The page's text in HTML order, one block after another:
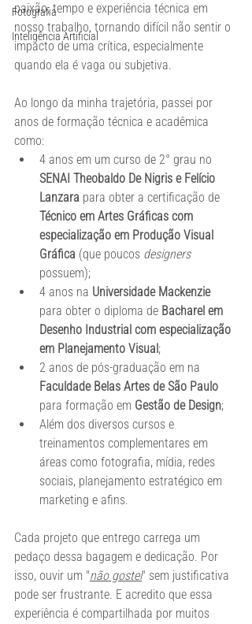
Fotografia
Inteligência Artificial
paixão, tempo e experiência técnica em
nosso trabalho, tornando difícil não sentir o
impacto de uma crítica, especialmente
quando ela é vaga ou subjetiva.
Ao longo da minha trajetória, passei por
anos de formação técnica e acadêmica
como:
4 anos em um curso de 2° grau no
SENAI Theobaldo De Nigris e Felício
Lanzara para obter a certificação de
Técnico em Artes Gráficas com
especialização em Produção Visual
Gráfica (que poucos designers
possuem);
4 anos na Universidade Mackenzie
para obter o diploma de Bacharel em
Desenho Industrial com especialização
em Planejamento Visual;
2 anos de pós-graduação em na
Faculdade Belas Artes de São Paulo
para formação em Gestão de Design;
Além dos diversos cursos e
treinamentos complementares em
áreas como fotografia, mídia, redes
sociais, planejamento estratégico em
marketing e afins.
Cada projeto que entrego carrega um
pedaço dessa bagagem e dedicação. Por
isso, ouvir um "não gostei" sem justificativa
pode ser frustrante. E acredito que essa
experiência é compartilhada por muitos